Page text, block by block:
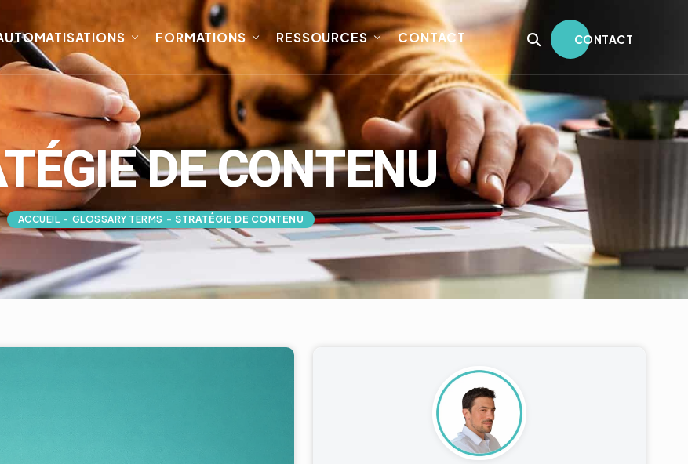
FORMATIONS RESSOURCES CONTACT CONTACT
DE CONTENU
ACCUEIL - GLOSSARY TERMS - STRATÉGIE DE CONTENU